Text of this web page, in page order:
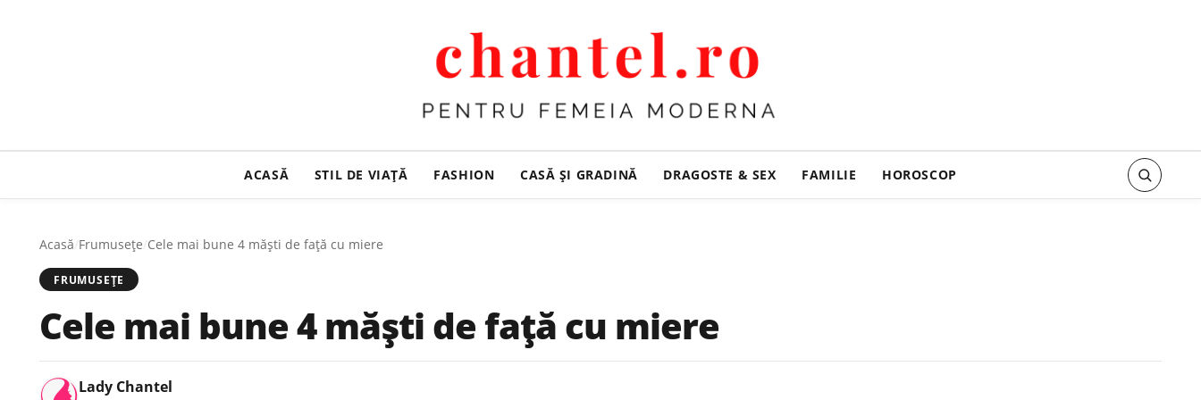
ACASĂ STIL DE VIAȚĂ FASHION CASĂ ŞI GRADINĂ DRAGOSTE & SEX FAMILIE HOROSCOP
Acasă/Frumusețe/Cele mai bune 4 măşti de faţă cu miere
FRUMUSEȚE
Cele mai bune 4 măşti de faţă cu miere
Lady Chantel